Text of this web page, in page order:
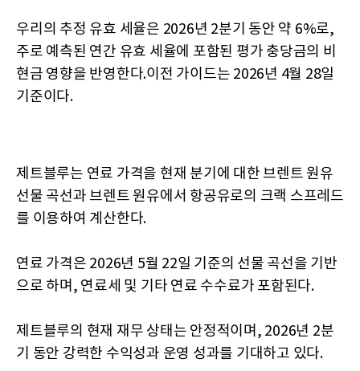
우리의 추정 유효 세율은 2026년 2분기 동안 약 6%로,
주로 예측된 연간 유효 세율에 포함된 평가 충당금의 비
현금 영향을 반영한다.이전 가이드는 2026년 4월 28일
기준이다.
제트블루는 연료 가격을 현재 분기에 대한 브렌트 원유
선물 곡선과 브렌트 원유에서 항공유로의 크랙 스프레드
를 이용하여 계산한다.
연료 가격은 2026년 5월 22일 기준의 선물 곡선을 기반
으로 하며, 연료세 및 기타 연료 수수료가 포함된다.
제트블루의 현재 재무 상태는 안정적이며, 2026년 2분
기 동안 강력한 수익성과 운영 성과를 기대하고 있다.